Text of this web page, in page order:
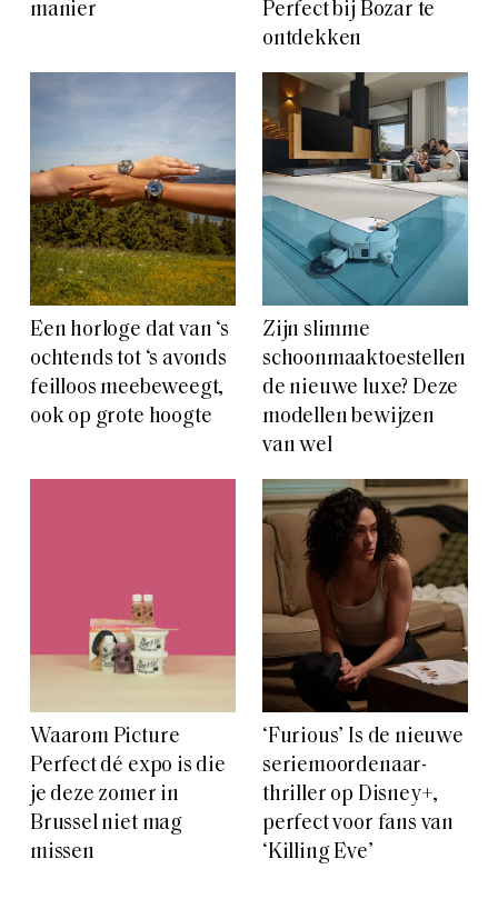
manier
Perfect bij Bozar te
ontdekken
Een horloge dat van ‘s
ochtends tot ‘s avonds
feilloos meebeweegt,
ook op grote hoogte
Zijn slimme
schoonmaaktoestellen
de nieuwe luxe? Deze
modellen bewijzen
van wel
Waarom Picture
Perfect dé expo is die
je deze zomer in
Brussel niet mag
missen
‘Furious’ Is de nieuwe
seriemoordenaar-
thriller op Disney+,
perfect voor fans van
‘Killing Eve’